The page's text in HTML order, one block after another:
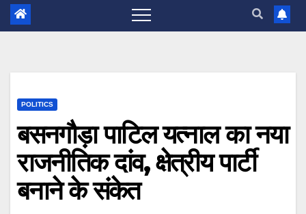
POLITICS
बसनगौड़ा पाटिल यत्नाल का नया
राजनीतिक दांव, क्षेत्रीय पार्टी
बनाने के संकेत